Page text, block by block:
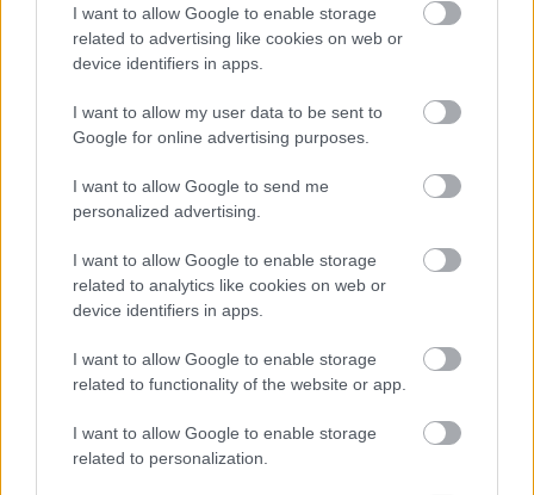
I want to allow Google to enable storage
related to advertising like cookies on web or
device identifiers in apps.
I want to allow my user data to be sent to
Google for online advertising purposes.
I want to allow Google to send me
personalized advertising.
I want to allow Google to enable storage
related to analytics like cookies on web or
device identifiers in apps.
I want to allow Google to enable storage
related to functionality of the website or app.
I want to allow Google to enable storage
related to personalization.